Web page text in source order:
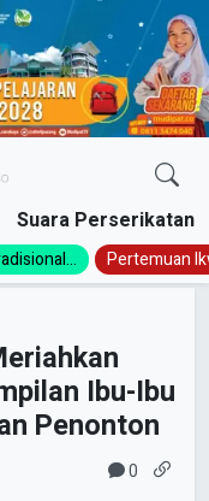
Suara Perserikatan
Pertemuan
Ibu-Ibu
Penonton
0